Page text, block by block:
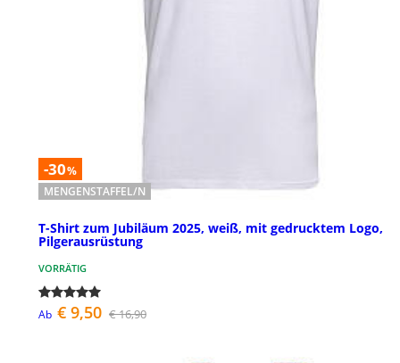
-30%
MENGENSTAFFEL/N
T-Shirt zum Jubiläum 2025, weiß, mit gedrucktem Logo,
Pilgerausrüstung
VORRÄTIG
Ab € 9,50 € 16,90